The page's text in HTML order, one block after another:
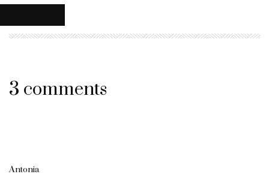
3 comments
Antonia